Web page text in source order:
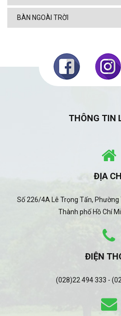
BÀN NGOÀI TRỜI
THÔNG TIN
ĐỊA
Số 226/4A Lê Trọng Tấn, Phường
Thành phố Hồ Chí
ĐIỆN
(028)22 494 333 -